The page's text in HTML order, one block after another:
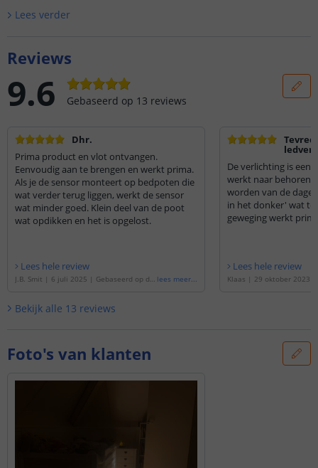
Lees verder
Reviews
9.6 Gebaseerd op 13 reviews
Dhr.
Prima product en vlot ontvangen.
Eenvoudig aan te brengen en werkt prima.
Als je de sensor monteert op bedpoten die
wat verder terug liggen, werkt de sensor
wat minder goed. Klein deel van de poot
wat opdikken en het is opgelost.
Lees hele review
J.B. Smit | 6 juli 2025 | Gebaseerd op de
nsor'
lees meer...
De verlichting is
werkt naar behoren.
worden van de
in het donker' wat tegen. De sensor voor
geweging werkt
Lees hele review
Klaas | 29 oktober 2023
Bekijk alle 13 reviews
Foto's van klanten